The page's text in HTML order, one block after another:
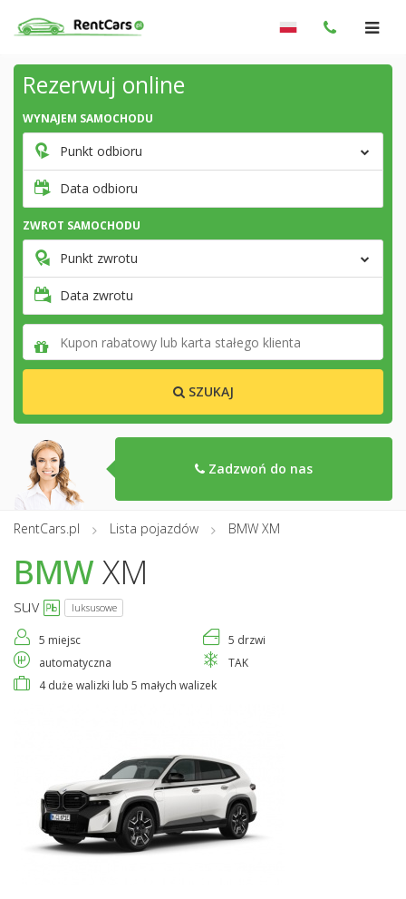
Rezerwuj online
WYNAJEM SAMOCHODU
Punkt odbioru
Data odbioru
ZWROT SAMOCHODU
Punkt zwrotu
Data zwrotu
SZUKAJ
Zadzwoń do nas
RentCars.pl Lista pojazdów BMW XM
BMW XM
suv luksusowe
5 miejsc
5 drzwi
automatyczna
TAK
4 duże walizki lub 5 małych walizek